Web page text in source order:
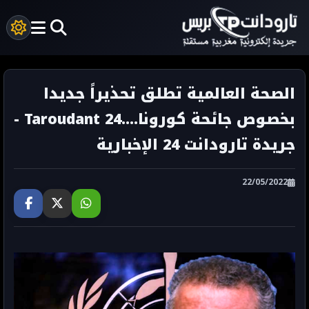
الصحة العالمية تطلق تحذيراً جديدا
بخصوص جائحة كورونا....Taroudant 24 -
جريدة تارودانت 24 الإخبارية
22/05/2022